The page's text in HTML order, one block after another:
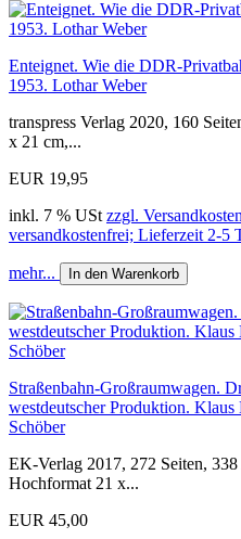
Enteignet. Wie die DDR-
1953. Lothar Weber
transpress Verlag 2020, 160
x 21 cm,...
EUR 19,95
inkl. 7 % USt zzgl.
versandkostenfrei; Lieferzeit 2-5
mehr... In den Warenkorb
Straßenbahn-Großraumwagen.
westdeutscher Produktion.
Schöber
EK-Verlag 2017, 272 Seiten,
Hochformat 21 x...
EUR 45,00